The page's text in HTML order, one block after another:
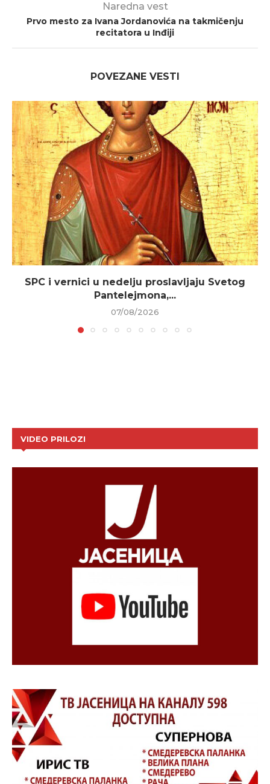
Naredna vest
Prvo mesto za Ivana Jordanovića na takmičenju
recitatora u Inđiji
POVEZANE VESTI
SPC i vernici u nedelju proslavljaju Svetog
Pantelejmona,...
07/08/2026
VIDEO PRILOZI